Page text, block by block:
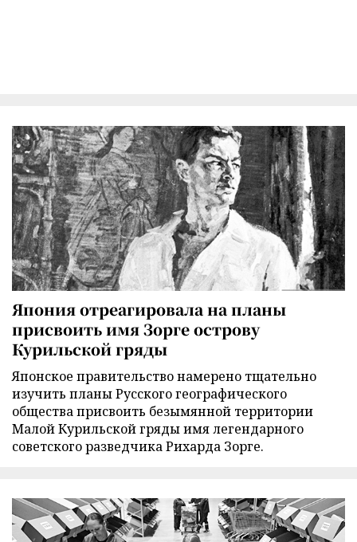
Япония отреагировала на планы
присвоить имя Зорге острову
Курильской гряды
Японское правительство намерено тщательно
изучить планы Русского географического
общества присвоить безымянной территории
Малой Курильской гряды имя легендарного
советского разведчика Рихарда Зорге.